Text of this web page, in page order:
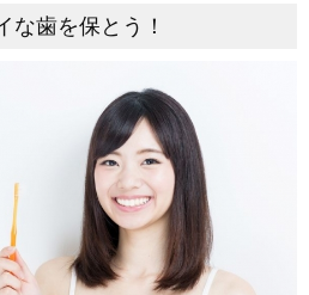
な歯を保とう！